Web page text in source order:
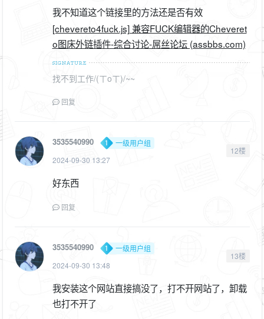
我不知道这个链接里的方法还是否有效
[chevereto4fuck.js] 兼容FUCK编辑器的Cheveret
o图床外链插件-综合讨论-屌丝论坛 (assbbs.com)
找不到工作/(ㄒoㄒ)/~~
回复
3535540990
一级用户组
2024-09-30 13:27
12楼
好东西
回复
3535540990
一级用户组
2024-09-30 13:48
13楼
我安装这个网站直接搞没了，打不开网站了，卸载
也打不开了